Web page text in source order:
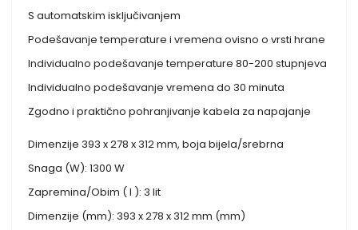
S automatskim isključivanjem
Podešavanje temperature i vremena ovisno o vrsti hrane
Individualno podešavanje temperature 80-200 stupnjeva
Individualno podešavanje vremena do 30 minuta
Zgodno i praktično pohranjivanje kabela za napajanje
Dimenzije 393 x 278 x 312 mm, boja bijela/srebrna
Snaga (W): 1300 W
Zapremina/Obim ( l ): 3 lit
Dimenzije (mm): 393 x 278 x 312 mm (mm)